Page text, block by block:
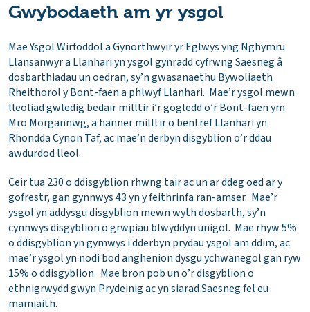
Gwybodaeth am yr ysgol
Mae Ysgol Wirfoddol a Gynorthwyir yr Eglwys yng Nghymru
Llansanwyr a Llanhari yn ysgol gynradd cyfrwng Saesneg â
dosbarthiadau un oedran, sy’n gwasanaethu Bywoliaeth
Rheithorol y Bont-faen a phlwyf Llanhari. Mae’r ysgol mewn
lleoliad gwledig bedair milltir i’r gogledd o’r Bont-faen ym
Mro Morgannwg, a hanner milltir o bentref Llanhari yn
Rhondda Cynon Taf, ac mae’n derbyn disgyblion o’r ddau
awdurdod lleol.
Ceir tua 230 o ddisgyblion rhwng tair ac un ar ddeg oed ar y
gofrestr, gan gynnwys 43 yn y feithrinfa ran-amser. Mae’r
ysgol yn addysgu disgyblion mewn wyth dosbarth, sy’n
cynnwys disgyblion o grwpiau blwyddyn unigol. Mae rhyw 5%
o ddisgyblion yn gymwys i dderbyn prydau ysgol am ddim, ac
mae’r ysgol yn nodi bod anghenion dysgu ychwanegol gan ryw
15% o ddisgyblion. Mae bron pob un o’r disgyblion o
ethnigrwydd gwyn Prydeinig ac yn siarad Saesneg fel eu
mamiaith.